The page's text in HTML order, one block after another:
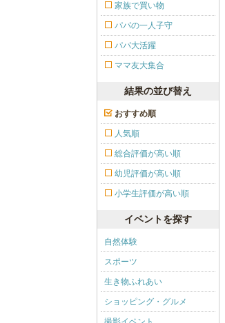
家族で買い物
パパの一人子守
パパ大活躍
ママ友大集合
結果の並び替え
おすすめ順
人気順
総合評価が高い順
幼児評価が高い順
小学生評価が高い順
イベントを探す
自然体験
スポーツ
生き物ふれあい
ショッピング・グルメ